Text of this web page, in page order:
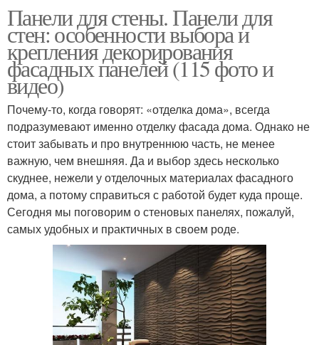
Панели на стену Отделочные панели
Панели на стене
Зеркальные панели Гипсовые панели
Деревянные панели Световые панели
Панели в интерьере
Панели для стены. Панели для
стен: особенности выбора и
крепления декорирования
фасадных панелей (115 фото и
видео)
Почему-то, когда говорят: «отделка дома», всегда
подразумевают именно отделку фасада дома. Однако не
стоит забывать и про внутреннюю часть, не менее
важную, чем внешняя. Да и выбор здесь несколько
скуднее, нежели у отделочных материалах фасадного
дома, а потому справиться с работой будет куда проще.
Сегодня мы поговорим о стеновых панелях, пожалуй,
самых удобных и практичных в своем роде.